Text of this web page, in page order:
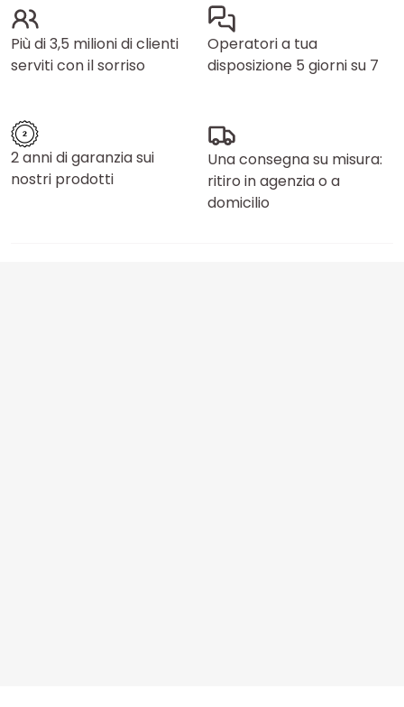
Più di 3,5 milioni di clienti
serviti con il sorriso
Operatori a tua
disposizione 5 giorni su 7
2 anni di garanzia sui
nostri prodotti
Una consegna su misura:
ritiro in agenzia o a
domicilio